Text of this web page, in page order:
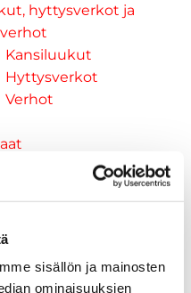
sisällön ja mainosten
ominaisuuksien
hyttysverkot ja
Kansiluukut
Hyttysverkot
Verhot
ja tukijalat